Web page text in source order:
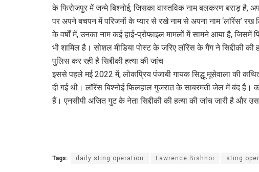
के फिरोजपुर में जन्मे बिश्नोई, जिसका वास्तविक नाम बलकरण बराड़ है,
पर अपने बचपन में परिजनों के प्यार से रखे नाम से अपना नाम ‘लॉरेंस’ रख
के वर्षों में, उनका नाम कई हाई-प्रोफाइल मामलों में सामने आया है, जिसमें
भी शामिल है। सोशल मीडिया पोस्ट के जरिए लॉरेंस के गैंग ने सिद्दीकी की
पुलिस कर रही है सिद्दीकी हत्या की जांच
इससे पहले मई 2022 में, लोकप्रिय पंजाबी गायक सिद्धू मूसेवाला की कथित
दी गई थी। लॉरेंस बिश्नोई फिलहाल गुजरात के साबरमती जेल में बंद
हैं। एनसीपी अजित गुट के नेता सिद्दीकी की हत्या की जांच जारी है और
Tags: daily sting operation Lawrence Bishnoi sting